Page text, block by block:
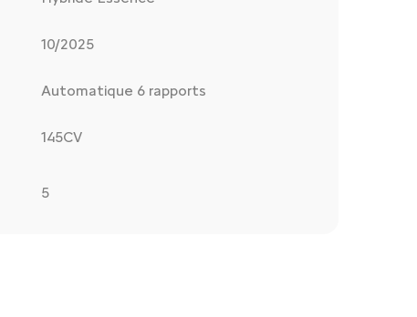
10/2025
Automatique 6 rapports
145CV
5